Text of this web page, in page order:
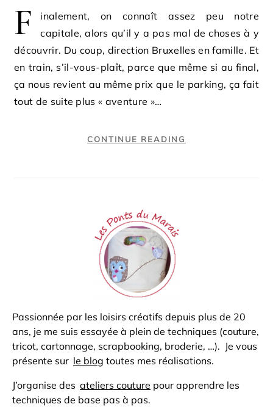
F
inalement, on connaît assez peu notre
capitale, alors qu’il y a pas mal de choses à y
découvrir. Du coup, direction Bruxelles en famille. Et
en train, s’il-vous-plaît, parce que même si au final,
ça nous revient au même prix que le parking, ça fait
tout de suite plus « aventure »…
CONTINUE READING
Passionnée par les loisirs créatifs depuis plus de 20
ans, je me suis essayée à plein de techniques (couture,
tricot, cartonnage, scrapbooking, broderie, …). Je vous
présente sur le blog toutes mes réalisations.
J’organise des ateliers couture pour apprendre les
techniques de base pas à pas.